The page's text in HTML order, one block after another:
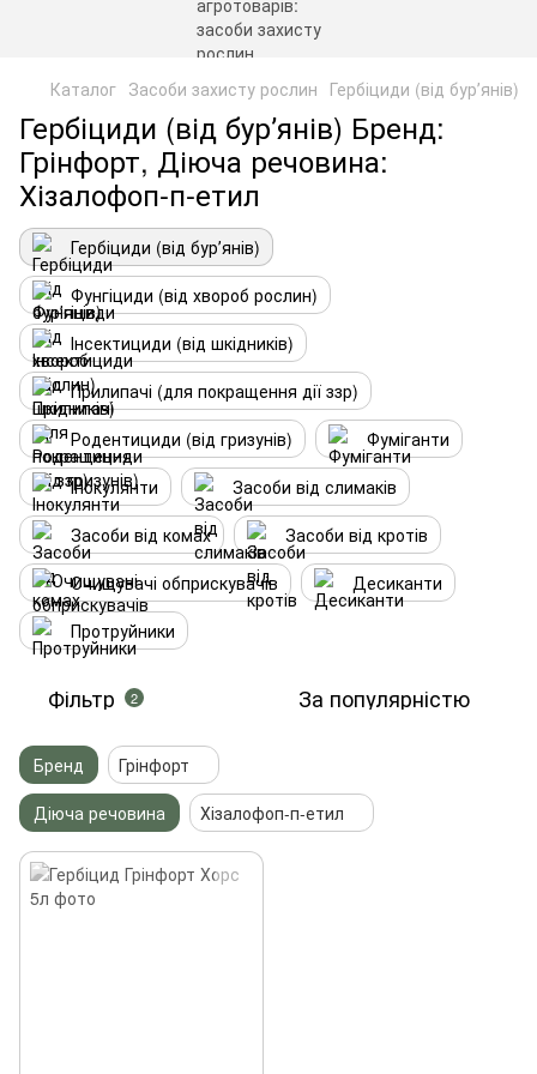
Каталог Засоби захисту рослин Гербіциди (від бурʼянів)
Гербіциди (від бурʼянів) Бренд:
Грінфорт, Діюча речовина:
Хізалофоп-п-етил
Гербіциди (від бурʼянів)
Фунгіциди (від хвороб рослин)
Інсектициди (від шкідників)
Прилипачі (для покращення дії ззр)
Родентициди (від гризунів)
Фуміганти
Інокулянти
Засоби від слимаків
Засоби від комах
Засоби від кротів
Очищувачі обприскувачів
Десиканти
Протруйники
Фільтр 2 За популярністю
Бренд
Грінфорт
Діюча речовина
Хізалофоп-п-етил